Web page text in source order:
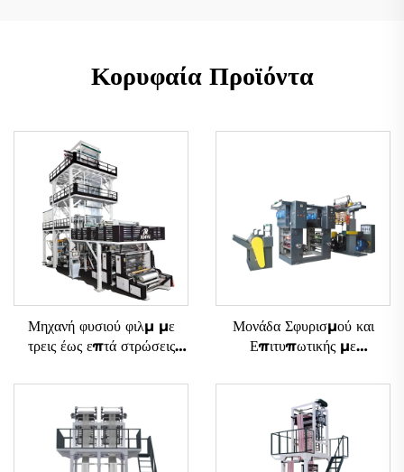
Κορυφαία Προϊόντα
Μηχανή φυσιού φιλμ με
τρεις έως επτά στρώσεις
Μονάδα Σφυρισμού και
Επιτυπωτικής με